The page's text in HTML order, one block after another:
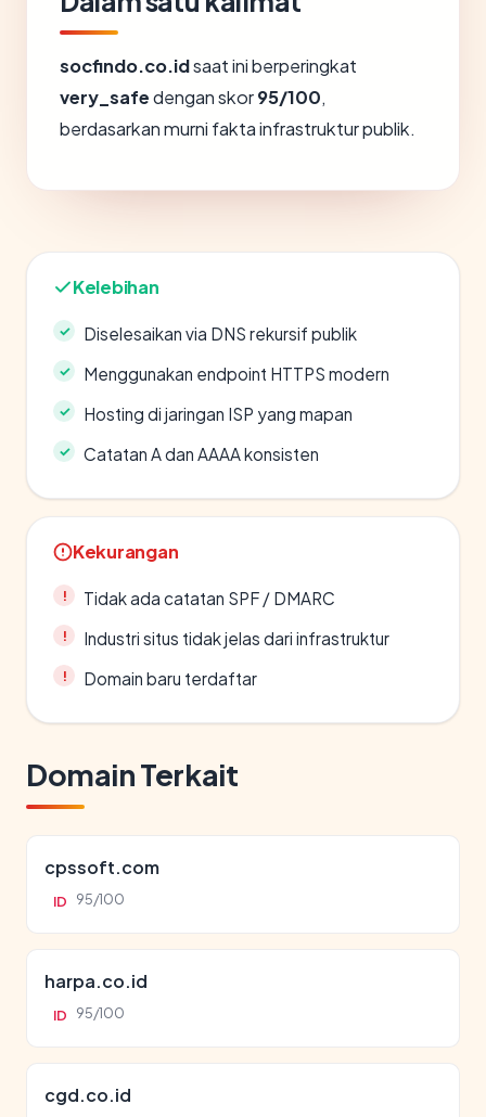
socfindo.co.idsaat ini berperingkat
very_safedengan skor95/100,
berdasarkan murni fakta infrastruktur publik.
Kelebihan
Diselesaikan via DNS rekursif publik
Menggunakan endpoint HTTPS modern
Hosting di jaringan ISP yang mapan
Catatan A dan AAAA konsisten
Kekurangan
Tidak ada catatan SPF / DMARC
Industri situs tidak jelas dari infrastruktur
Domain baru terdaftar
Domain Terkait
cpssoft.com
ID 95/100
harpa.co.id
ID 95/100
cgd.co.id